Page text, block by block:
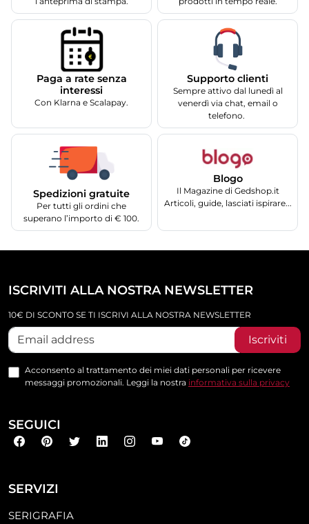
Paga a rate senza
interessi
Con Klarna e Scalapay.
Supporto clienti
Sempre attivo dal lunedì al
venerdì via chat, email o
telefono.
Spedizioni gratuite
Per tutti gli ordini che
superano l’importo di € 100.
Blogo
Il Magazine di Gedshop.it
Articoli, guide, lasciati ispirare...
SERVIZI
SERIGRAFIA
ISCRIVITI ALLA NOSTRA NEWSLETTER
10€ DI SCONTO SE TI ISCRIVI ALLA NOSTRA NEWSLETTER
Iscriviti
Acconsento al trattamento dei miei dati personali per ricevere
messaggi promozionali. Leggi la nostra informativa sulla privacy
SEGUICI